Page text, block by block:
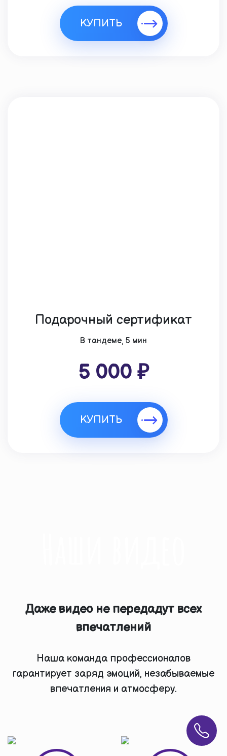
КУПИТЬ
Подарочный сертификат
В тандеме, 5 мин
5 000 ₽
КУПИТЬ
Даже видео не передадут всех
впечатлений
Наша команда профессионалов
гарантирует заряд эмоций, незабываемые
впечатления и атмосферу.